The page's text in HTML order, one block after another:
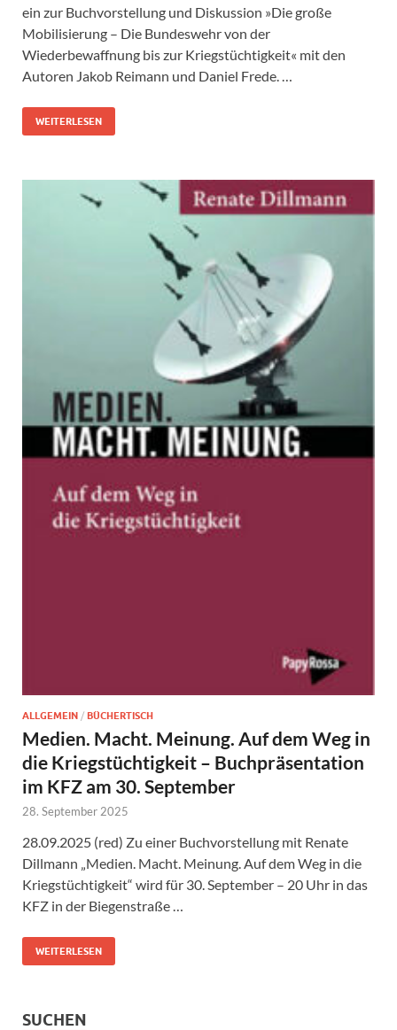
ein zur Buchvorstellung und Diskussion »Die große
Mobilisierung – Die Bundeswehr von der
Wiederbewaffnung bis zur Kriegstüchtigkeit« mit den
Autoren Jakob Reimann und Daniel Frede. …
WEITERLESEN
ALLGEMEIN / BÜCHERTISCH
Medien. Macht. Meinung. Auf dem Weg in
die Kriegstüchtigkeit – Buchpräsentation
im KFZ am 30. September
28. September 2025
28.09.2025 (red) Zu einer Buchvorstellung mit Renate
Dillmann „Medien. Macht. Meinung. Auf dem Weg in die
Kriegstüchtigkeit“ wird für 30. September – 20 Uhr in das
KFZ in der Biegenstraße …
WEITERLESEN
SUCHEN